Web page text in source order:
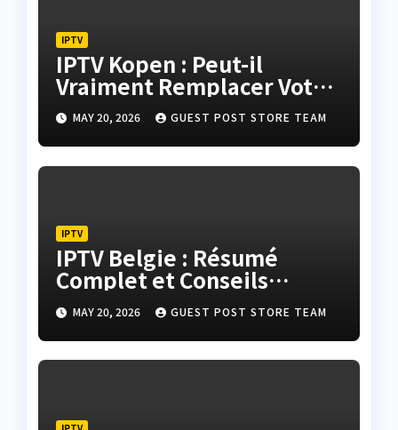
IPTV
IPTV Kopen : Peut-il
Vraiment Remplacer Votre
Télévision Classique ?
MAY 20, 2026 GUEST POST STORE TEAM
IPTV
IPTV Belgie : Résumé
Complet et Conseils
Finaux pour Une
Expérience Parfaite
MAY 20, 2026 GUEST POST STORE TEAM